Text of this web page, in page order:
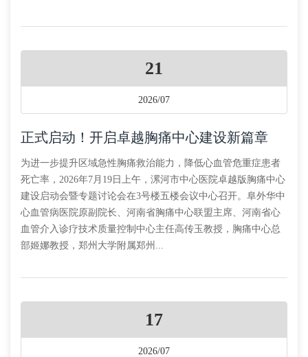
21
2026/07
正式启动！开启卓越胸痛中心建设新篇章
为进一步提升区域急性胸痛救治能力，降低心血管危重症患者
死亡率，2026年7月19日上午，漯河市中心医院卓越版胸痛中心
建设启动会暨专题讨论会在3号楼五楼会议中心召开。阜外华中
心血管病医院原副院长、河南省胸痛中心联盟主席、河南省心
血管介入诊疗技术质量控制中心主任高传玉教授，胸痛中心总
部姬娜教授，郑州大学附属郑州...
17
2026/07